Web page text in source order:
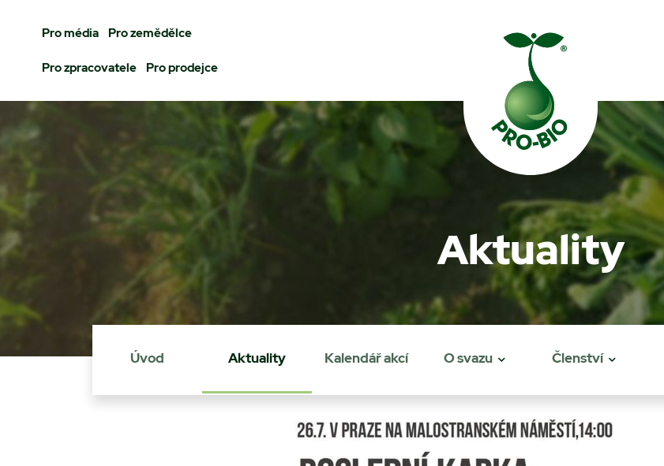
Prohledat PRO-BIO
Pro média Pro zemědělce
Pro zpracovatele Pro prodejce
Aktuality
Úvod Aktuality Kalendář akcí O svazu Členství